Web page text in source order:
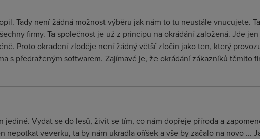
Tady není žádná možnost výběru jak nám to tu neustále vnucujete.
firmy. Ta společnost je už z principu na okrádání založená. Jde
Proto okradení zloděje není žádný větší zločin jako ten, který
s předraženým softwarem. Zajímavé je, že okrádání zákazníků těmito
jediné. Vydat se do lesů, živit se tím, co nám dopřeje příroda a
nepotkat veverku, ta by nám ukradla oříšek a vše by začalo na novo ...